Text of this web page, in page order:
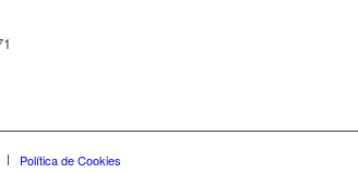
Política de Cookies